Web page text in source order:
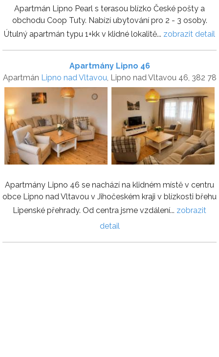
Apartmán Lipno Pearl s terasou blízko České pošty a
obchodu Coop Tuty. Nabízí ubytování pro 2 - 3 osoby.
Útulný apartmán typu 1+kk v klidné lokalitě... zobrazit detail
Apartmány Lipno 46
Apartmán Lipno nad Vltavou, Lipno nad Vltavou 46, 382 78
Apartmány Lipno 46 se nachází na klidném místě v centru
obce Lipno nad Vltavou v Jihočeském kraji v blízkosti břehu
Lipenské přehrady. Od centra jsme vzdálení... zobrazit
detail